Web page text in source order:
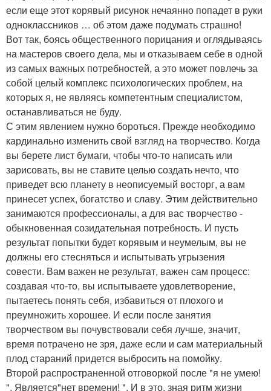
если еще этот корявый рисунок нечаянно попадет в руки
одноклассников … об этом даже подумать страшно!
Вот так, боясь общественного порицания и оглядываясь
на мастеров своего дела, мы и отказываем себе в одной
из самых важных потребностей, а это может повлечь за
собой целый комплекс психологических проблем, на
которых я, не являясь компетентным специалистом,
останавливаться не буду.
С этим явлением нужно бороться. Прежде необходимо
кардинально изменить свой взгляд на творчество. Когда
вы берете лист бумаги, чтобы что-то написать или
зарисовать, вы не ставите целью создать нечто, что
приведет всю планету в неописуемый восторг, а вам
принесет успех, богатство и славу. Этим действительно
занимаются профессионалы, а для вас творчество -
обыкновенная созидательная потребность. И пусть
результат попытки будет корявым и неумелым, вы не
должны его стесняться и испытывать угрызения
совести. Вам важен не результат, важен сам процесс:
создавая что-то, вы испытываете удовлетворение,
пытаетесь понять себя, избавиться от плохого и
преумножить хорошее. И если после занятия
творчеством вы почувствовали себя лучше, значит,
время потрачено не зря, даже если и сам материальный
плод стараний придется выбросить на помойку.
Второй распространенной отговоркой после "я не умею!
", Является"нет времени! ", И в это, зная ритм жизни